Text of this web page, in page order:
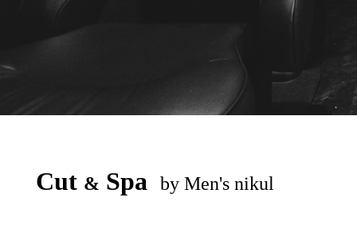
Cut & Spa by Men's nikul